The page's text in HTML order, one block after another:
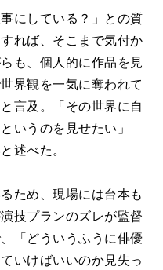
にしている？」との質
れば、そこまで気付か
も、個人的に作品を見
界観を一気に奪われて
言及。「その世界に自
いうのを見せたい」
述べた。
ため、現場には台本も
技プランのズレが監督
「どういうふうに俳優
いけばいいのか見失っ